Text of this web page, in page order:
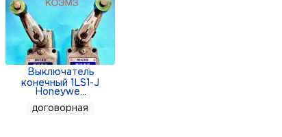
Выключатель
конечный 1LS1-J
Honeywe
договорная